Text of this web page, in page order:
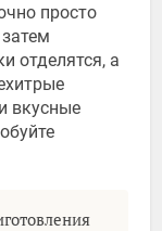
просто
отделятся, а
вкусные